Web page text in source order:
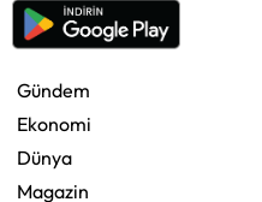
Gündem
Ekonomi
Dünya
Magazin